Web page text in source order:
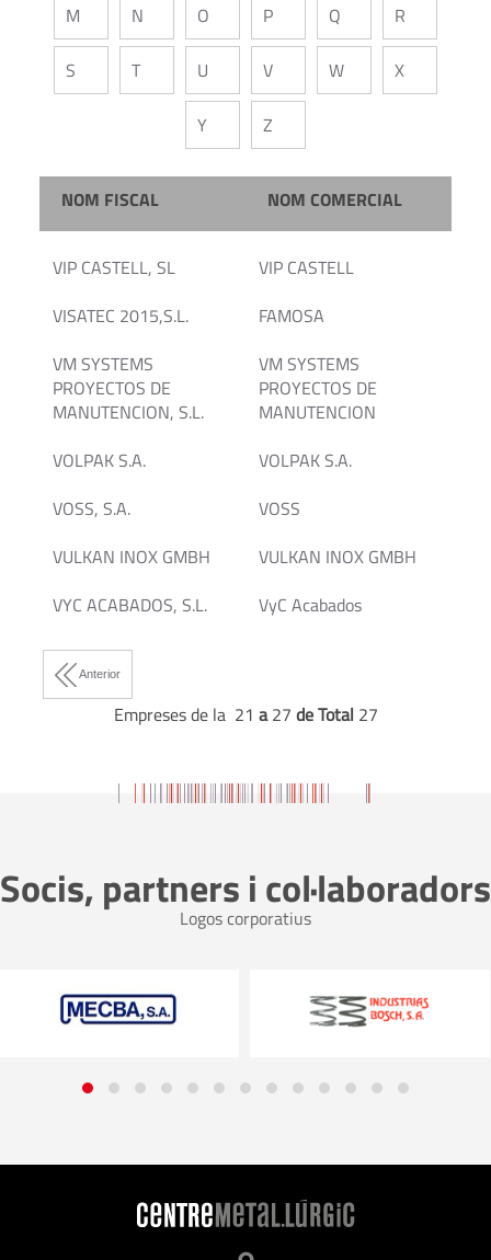
M N O P Q R
S T U V W X
Y Z
NOM FISCAL NOM COMERCIAL
VIP CASTELL, SL
VIP CASTELL
VISATEC 2015,S.L.
FAMOSA
VM SYSTEMS
PROYECTOS DE
MANUTENCION, S.L.
VM SYSTEMS
PROYECTOS DE
MANUTENCION
VOLPAK S.A.
VOLPAK S.A.
VOSS, S.A.
VOSS
VULKAN INOX GMBH
VULKAN INOX GMBH
VYC ACABADOS, S.L.
VyC Acabados
Anterior
Empreses de la 21 a27 de Total 27
Socis, partners i col·laboradors
Logos corporatius